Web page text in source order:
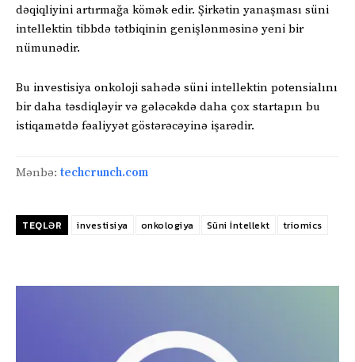
dəqiqliyini artırmağa kömək edir. Şirkətin yanaşması süni
intellektin tibbdə tətbiqinin genişlənməsinə yeni bir
nümunədir.
Bu investisiya onkoloji sahədə süni intellektin potensialını
bir daha təsdiqləyir və gələcəkdə daha çox startapın bu
istiqamətdə fəaliyyət göstərəcəyinə işarədir.
Mənbə: techcrunch.com
TEQLƏR investisiya onkologiya Süni İntellekt triomics